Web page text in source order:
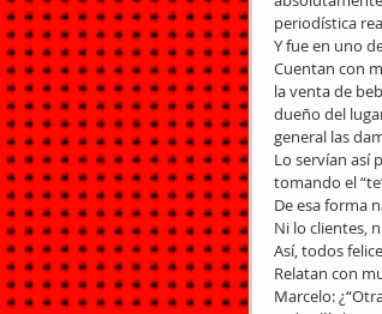
periodística
Y fue en uno
Cuentan con
la venta de
dueño del
general las
Lo servían así
tomando el
De esa forma
Ni lo clientes,
Así, todos
Relatan con
Marcelo: